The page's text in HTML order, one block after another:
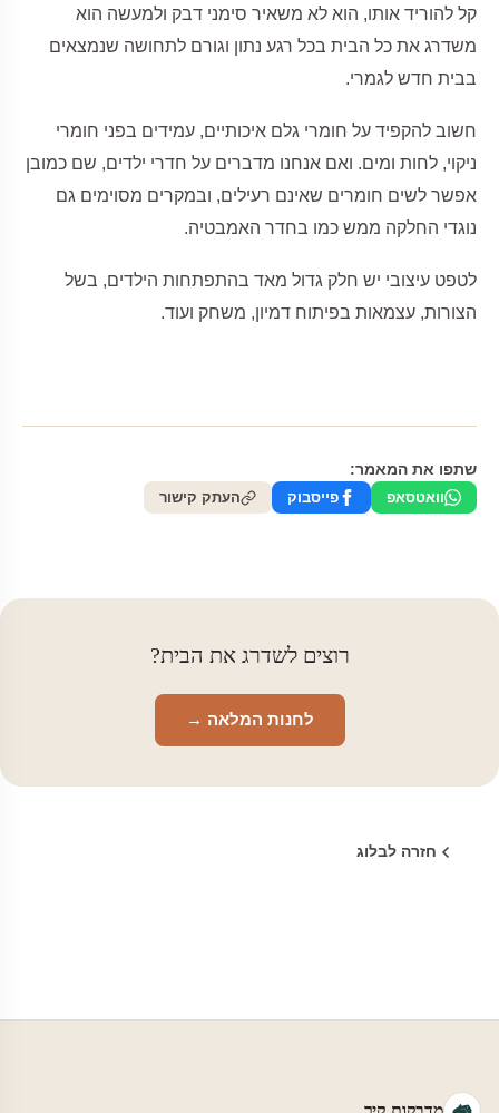
קל להוריד אותו, הוא לא משאיר סימני דבק ולמעשה הוא
משדרג את כל הבית בכל רגע נתון וגורם לתחושה שנמצאים
בבית חדש לגמרי.
חשוב להקפיד על חומרי גלם איכותיים, עמידים בפני חומרי
ניקוי, לחות ומים. ואם אנחנו מדברים על חדרי ילדים, שם כמובן
אפשר לשים חומרים שאינם רעילים, ובמקרים מסוימים גם
נוגדי החלקה ממש כמו בחדר האמבטיה.
לטפט עיצובי יש חלק גדול מאד בהתפתחות הילדים, בשל
הצורות, עצמאות בפיתוח דמיון, משחק ועוד.
שתפו את המאמר:
וואטסאפ פייסבוק העתק קישור
רוצים לשדרג את הבית?
לחנות המלאה →
חזרה לבלוג